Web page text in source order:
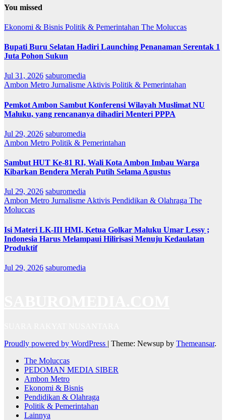
You missed
Ekonomi & Bisnis Politik & Pemerintahan The Moluccas
Bupati Buru Selatan Hadiri Launching Penanaman Serentak 1
Juta Pohon Sukun
Jul 31, 2026 saburomedia
Ambon Metro Jurnalisme Aktivis Politik & Pemerintahan
Pemkot Ambon Sambut Konferensi Wilayah Muslimat NU
Maluku, yang rencananya dihadiri Menteri PPPA
Jul 29, 2026 saburomedia
Ambon Metro Politik & Pemerintahan
Sambut HUT Ke-81 RI, Wali Kota Ambon Imbau Warga
Kibarkan Bendera Merah Putih Selama Agustus
Jul 29, 2026 saburomedia
Ambon Metro Jurnalisme Aktivis Pendidikan & Olahraga The
Moluccas
Isi Materi LK-III HMI, Ketua Golkar Maluku Umar Lessy ;
Indonesia Harus Melampaui Hilirisasi Menuju Kedaulatan
Produktif
Jul 29, 2026 saburomedia
Proudly powered by WordPress | Theme: Newsup by Themeansar.
The Moluccas
PEDOMAN MEDIA SIBER
Ambon Metro
Ekonomi & Bisnis
Pendidikan & Olahraga
Politik & Pemerintahan
Lainnya